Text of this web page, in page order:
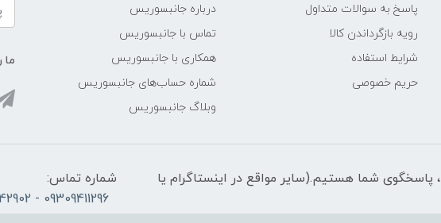
پاسخ به سوالات متداول
رویه بازگرداندن کالا
شرایط استفاده
حریم خصوصی
درباره جانبسوریس
تماس با جانبسوریس
همکاری با جانبسوریس
شماره حساب‌های جانبسوریس
وبلاگ جانبسوریس
ما
هفت روز هفته، از ساعت 9 الی 21، پاسخگوی شما هستیم.(سایر مواقع در اینستاگرام یا
شماره تماس:
09309411296 - 02165342902